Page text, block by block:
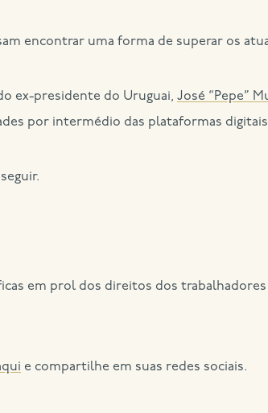
encontrar uma forma de superar os
ex-presidente do Uruguai, José “Pepe”
por intermédio das plataformas
em prol dos direitos dos
e compartilhe em suas redes sociais.